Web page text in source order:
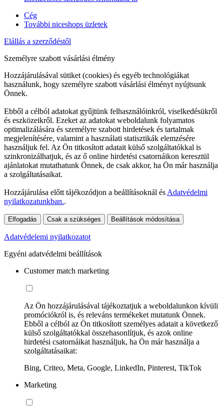
Cég
További niceshops üzletek
Elállás a szerződéstől
Személyre szabott vásárlási élmény
Hozzájárulásával sütiket (cookies) és egyéb technológiákat
használunk, hogy személyre szabott vásárlási élményt nyújtsunk
Önnek.
Ebből a célból adatokat gyűjtünk felhasználóinkról, viselkedésükről
és eszközeikről. Ezeket az adatokat weboldalunk folyamatos
optimalizálására és személyre szabott hirdetések és tartalmak
megjelenítésére, valamint a használati statisztikák elemzésére
használjuk fel. Az Ön titkosított adatait külső szolgáltatókkal is
szinkronizálhatjuk, és az ő online hirdetési csatornáikon keresztül
ajánlatokat mutathatunk Önnek, de csak akkor, ha Ön már használja
a szolgáltatásaikat.
Hozzájárulása előtt tájékozódjon a beállításoknál és Adatvédelmi
nyilatkozatunkban..
Elfogadás Csak a szükséges Beállítások módosítása
Adatvédelemi nyilatkozatot
Egyéni adatvédelmi beállítások
Customer match marketing
Az Ön hozzájárulásával tájékoztatjuk a weboldalunkon kívüli
promóciókról is, és releváns termékeket mutatunk Önnek.
Ebből a célból az Ön titkosított személyes adatait a következő
külső szolgáltatókkal összehasonlítjuk, és azok online
hirdetési csatornáikat használjuk, ha Ön már használja a
szolgáltatásaikat:
Bing, Criteo, Meta, Google, LinkedIn, Pinterest, TikTok
Marketing